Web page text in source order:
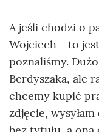
A jeśli chodzi o
Wojciech - to
poznaliśmy.
Berdyszaka, ale
chcemy kupić
zdjęcie,